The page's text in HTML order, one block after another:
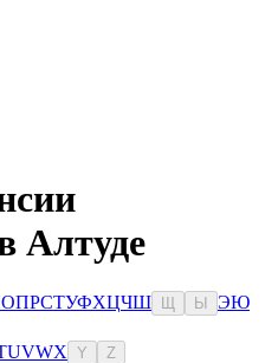
Алтуде
ОПРСТУФХЦЧШ Ы ЭЮ
UVWX Y Z